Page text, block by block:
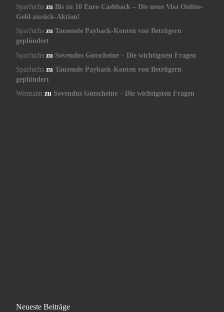
Sparfuchszu Bis zu 10 Euro Cashback – Die neue Visa Online-
Geld-zurück-Aktion!
Sparfuchszu Tausende Payback-Konten von Betrügern
geplündert
Sparfuchszu Sovendus Gutscheine – Die wichtigsten Fragen
Sparfuchszu Tausende Payback-Konten von Betrügern
geplündert
Wiemann zu Sovendus Gutscheine – Die wichtigsten Fragen
Neueste Beiträge